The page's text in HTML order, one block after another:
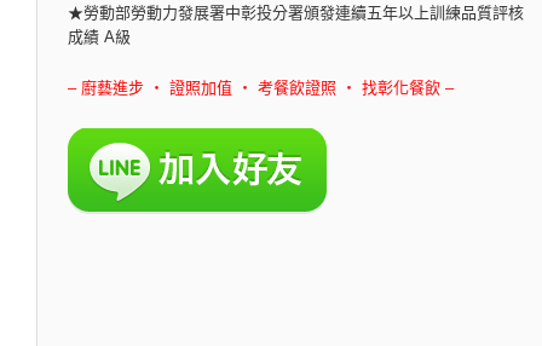
★勞動部勞動力發展署中彰投分署頒發連續五年以上訓練品質評核
成績 A級
– 廚藝進步 ‧ 證照加值 ‧ 考餐飲證照 ‧ 找彰化餐飲 –